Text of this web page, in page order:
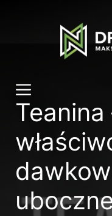
Menu
Teanina